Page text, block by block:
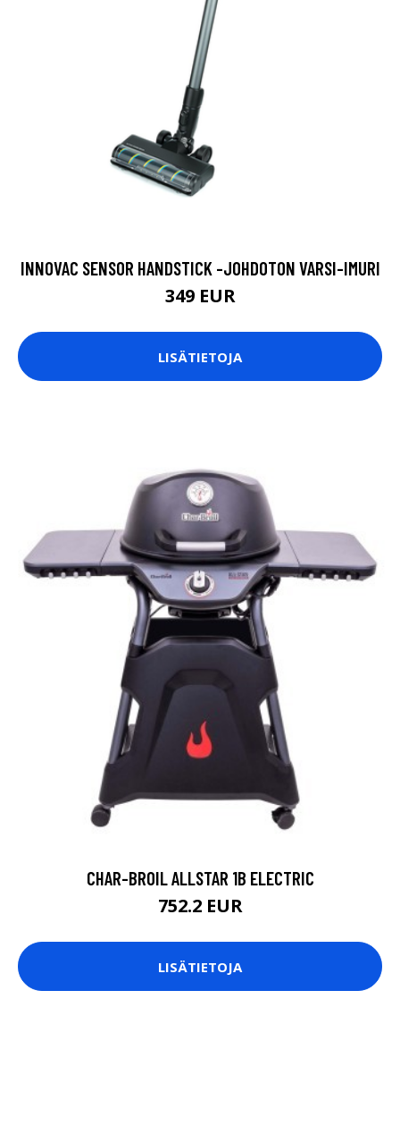
INNOVAC SENSOR HANDSTICK -JOHDOTON VARSI-IMURI
349 EUR
LISÄTIETOJA
CHAR-BROIL ALLSTAR 1B ELECTRIC
752.2 EUR
LISÄTIETOJA